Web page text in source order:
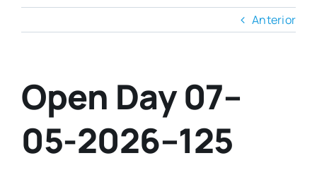
Anterior
Open Day 07–
05-2026–125